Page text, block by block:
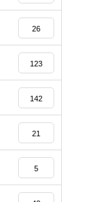
26
123
142
21
5